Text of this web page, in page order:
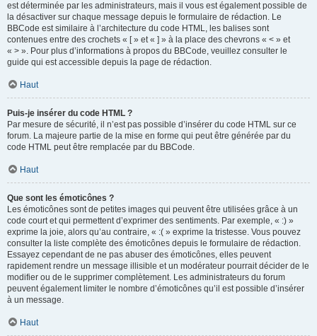
est déterminée par les administrateurs, mais il vous est également possible de
la désactiver sur chaque message depuis le formulaire de rédaction. Le
BBCode est similaire à l’architecture du code HTML, les balises sont
contenues entre des crochets « [ » et « ] » à la place des chevrons « < » et
« > ». Pour plus d’informations à propos du BBCode, veuillez consulter le
guide qui est accessible depuis la page de rédaction.
Haut
Puis-je insérer du code HTML ?
Par mesure de sécurité, il n’est pas possible d’insérer du code HTML sur ce
forum. La majeure partie de la mise en forme qui peut être générée par du
code HTML peut être remplacée par du BBCode.
Haut
Que sont les émoticônes ?
Les émoticônes sont de petites images qui peuvent être utilisées grâce à un
code court et qui permettent d’exprimer des sentiments. Par exemple, « :) »
exprime la joie, alors qu’au contraire, « :( » exprime la tristesse. Vous pouvez
consulter la liste complète des émoticônes depuis le formulaire de rédaction.
Essayez cependant de ne pas abuser des émoticônes, elles peuvent
rapidement rendre un message illisible et un modérateur pourrait décider de le
modifier ou de le supprimer complètement. Les administrateurs du forum
peuvent également limiter le nombre d’émoticônes qu’il est possible d’insérer
à un message.
Haut